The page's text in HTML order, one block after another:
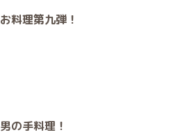
お料理第九弾！
男の手料理！